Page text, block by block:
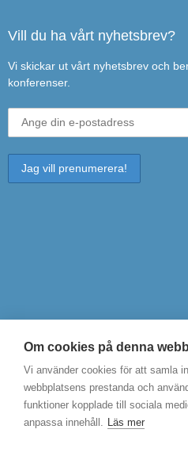
Vill du ha vårt nyhetsbrev?
Vi skickar ut vårt nyhetsbrev och
konferenser.
Fatal error: Uncaught
temporary file contents for atomic
/home/sprakkon/public_html/wp-
content/plugins/wordfence/vendor/
Om cookies på denna
Vi använder cookies för att samla
webbplatsens prestanda och
funktioner kopplade till sociala
anpassa innehåll. Läs mer